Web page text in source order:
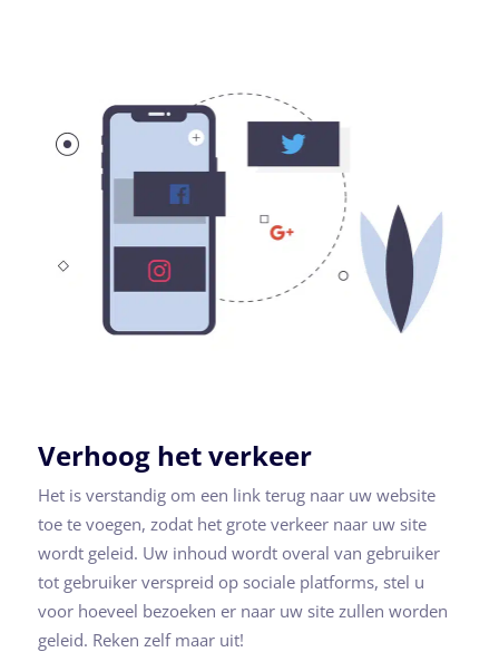
Verhoog het verkeer
Het is verstandig om een link terug naar uw website
toe te voegen, zodat het grote verkeer naar uw site
wordt geleid. Uw inhoud wordt overal van gebruiker
tot gebruiker verspreid op sociale platforms, stel u
voor hoeveel bezoeken er naar uw site zullen worden
geleid. Reken zelf maar uit!